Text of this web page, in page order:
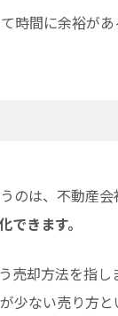
時間に余裕があ
のは、不動産
できます。
売却方法を指
少ない売り方と